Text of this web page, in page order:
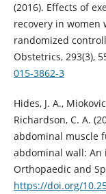
(2016). Effects of
recovery in women
randomized
Obstetrics, 293(3),
015-3862-3
Hides, J. A.,
Richardson, C. A.
abdominal muscle
abdominal wall:
Orthopaedic and
https://doi.org/